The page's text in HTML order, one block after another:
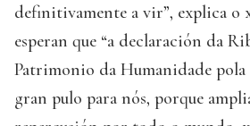
definitivamente a vir”, explica o
esperan que “a declaración da
Patrimonio da Humanidade pola
gran pulo para nós, porque